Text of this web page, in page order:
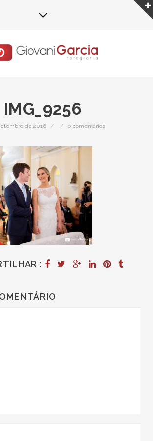
IMG_9256
de 2016 / / 0 comentários
: